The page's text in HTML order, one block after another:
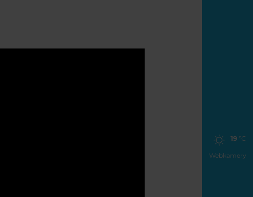
19°C
Webkamery